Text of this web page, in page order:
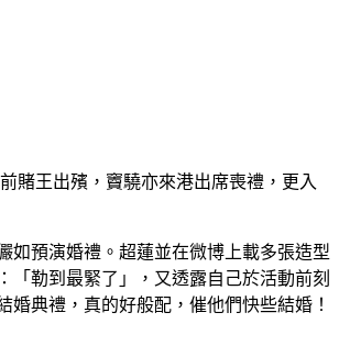
賭王出殯，竇驍亦來港出席喪禮，更入
如預演婚禮。超蓮並在微博上載多張造型
勒到最緊了」，又透露自己於活動前刻
典禮，真的好般配，催他們快些結婚！